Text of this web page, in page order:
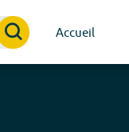
Accueil